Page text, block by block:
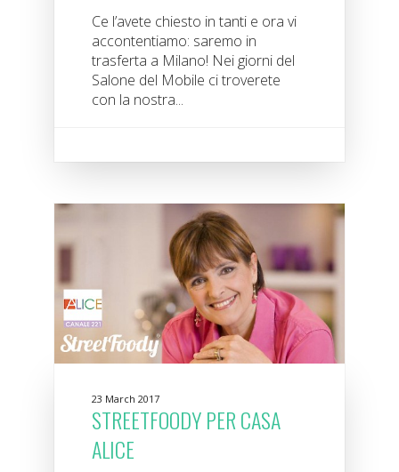
Ce l’avete chiesto in tanti e ora vi
accontentiamo: saremo in
trasferta a Milano! Nei giorni del
Salone del Mobile ci troverete
con la nostra...
23 March 2017
STREETFOODY PER CASA
ALICE